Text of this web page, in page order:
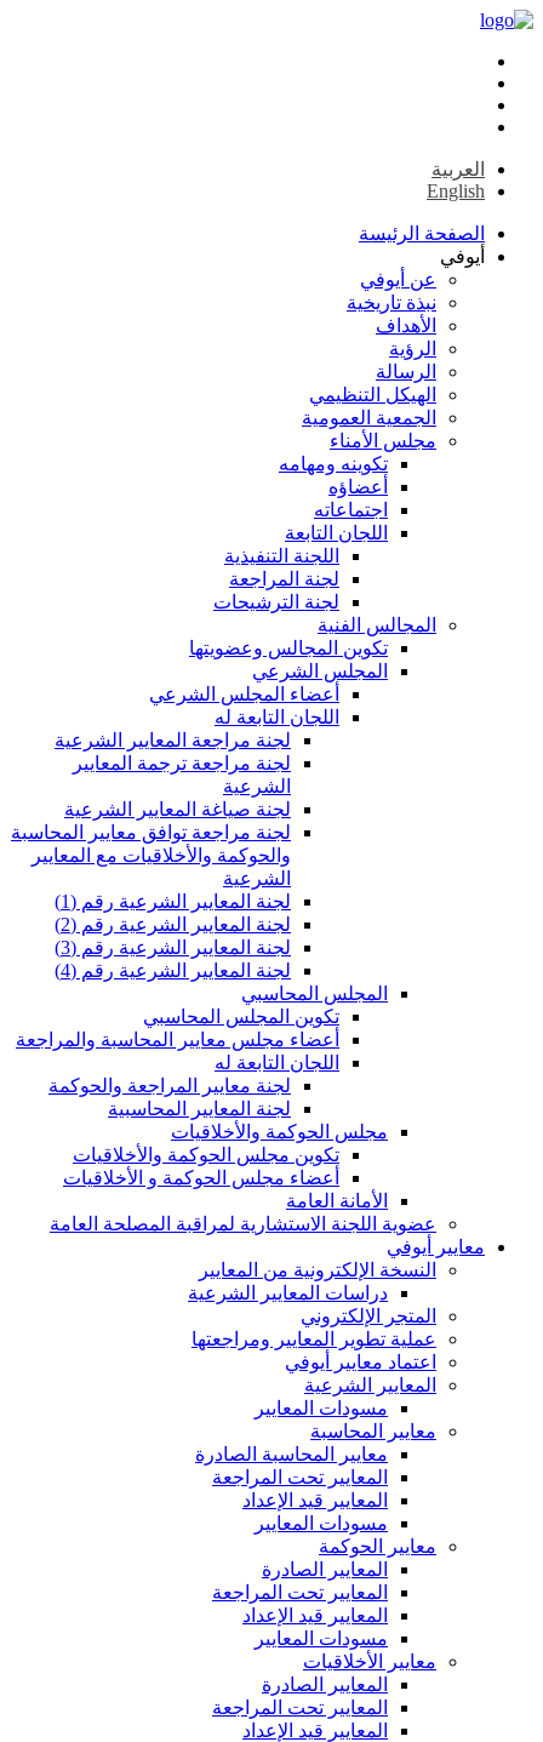
العربية
English
الصفحة الرئيسة
أيوفي
عن أيوفي
نبذة تاريخية
الأهداف
الرؤية
الرسالة
الهيكل التنظيمي
الجمعية العمومية
مجلس الأمناء
تكوينه ومهامه
أعضاؤه
اجتماعاته
اللجان التابعة
اللجنة التنفيذية
لجنة المراجعة
لجنة الترشيحات
المجالس الفنية
تكوين المجالس وعضويتها
المجلس الشرعي
أعضاء المجلس الشرعي
اللجان التابعة له
لجنة مراجعة المعايير الشرعية
لجنة مراجعة ترجمة المعايير
الشرعية
لجنة صياغة المعايير الشرعية
لجنة مراجعة توافق معايير المحاسبة
والحوكمة والأخلاقيات مع المعايير
الشرعية
لجنة المعايير الشرعية رقم (1)
لجنة المعايير الشرعية رقم (2)
لجنة المعايير الشرعية رقم (3)
لجنة المعايير الشرعية رقم (4)
المجلس المحاسبي
تكوين المجلس المحاسبي
أعضاء مجلس معايير المحاسبة والمراجعة
اللجان التابعة له
لجنة معايير المراجعة والحوكمة
لجنة المعايير المحاسبية
مجلس الحوكمة والأخلاقيات
تكوين مجلس الحوكمة والأخلاقيات
أعضاء مجلس الحوكمة و الأخلاقيات
الأمانة العامة
عضوية اللجنة الاستشارية لمراقبة المصلحة العامة
معايير أيوفي
النسخة الإلكترونية من المعايير
دراسات المعايير الشرعية
المتجر الإلكتروني
عملية تطوير المعايير ومراجعتها
اعتماد معايير أيوفي
المعايير الشرعية
مسودات المعايير
معايير المحاسبة
معايير المحاسبة الصادرة
المعايير تحت المراجعة
المعايير قيد الإعداد
مسودات المعايير
معايير الحوكمة
المعايير الصادرة
المعايير تحت المراجعة
المعايير قيد الإعداد
مسودات المعايير
معايير الأخلاقيات
المعايير الصادرة
المعايير تحت المراجعة
المعايير قيد الإعداد